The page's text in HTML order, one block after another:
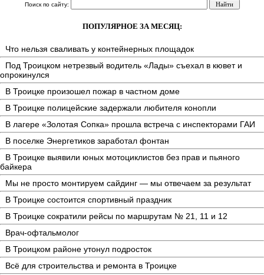
Поиск по сайту:
ПОПУЛЯРНОЕ ЗА МЕСЯЦ:
Что нельзя сваливать у контейнерных площадок
Под Троицком нетрезвый водитель «Лады» съехал в кювет и
опрокинулся
В Троицке произошел пожар в частном доме
В Троицке полицейские задержали любителя конопли
В лагере «Золотая Сопка» прошла встреча с инспекторами ГАИ
В поселке Энергетиков заработал фонтан
В Троицке выявили юных мотоциклистов без прав и пьяного
байкера
Мы не просто монтируем сайдинг — мы отвечаем за результат
В Троицке состоится спортивный праздник
В Троицке сократили рейсы по маршрутам № 21, 11 и 12
Врач-офтальмолог
В Троицком районе утонул подросток
Всё для строительства и ремонта в Троицке